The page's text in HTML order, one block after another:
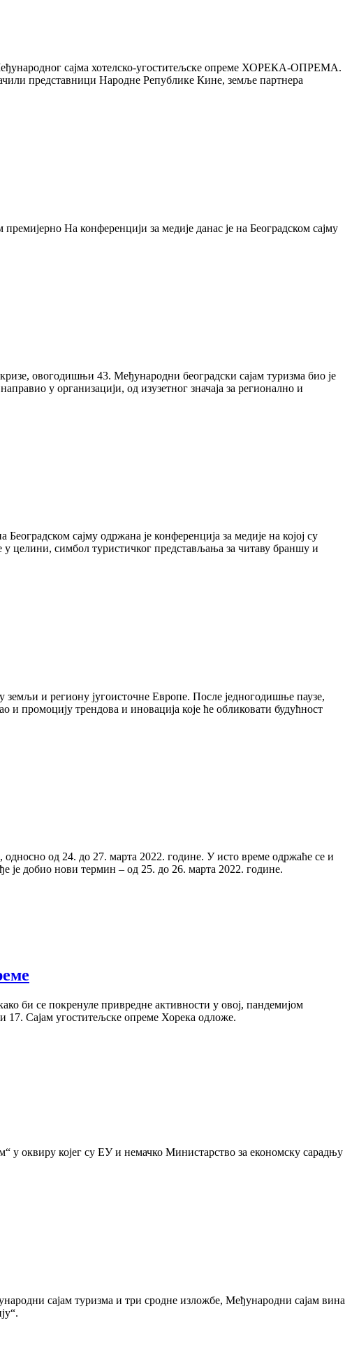
сајма хотелско-угоститељске опреме ХОРЕКА-ОПРЕМА.
представници Народне Републике Кине, земље партнера
На конференцији за медије данас је на Београдском сајму
овогодишњи 43. Међународни београдски сајам туризма био је
у организацији, од изузетног значаја за регионално и
сајму одржана је конференција за медије на којој су
целини, симбол туристичког представљања за читаву браншу и
земљи и региону југоисточне Европе. После једногодишње паузе,
промоцију трендова и иновација које ће обликовати будућност
од 24. до 27. марта 2022. године. У исто време одржаће се и
добио нови термин – од 25. до 26. марта 2022. године.
би се покренуле привредне активности у овој, пандемијом
17. Сајам угоститељске опреме Хорека одложе.
у оквиру којег су ЕУ и немачко Министарство за економску сарадњу
сајам туризма и три сродне изложбе, Међународни сајам вина